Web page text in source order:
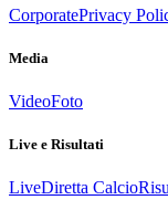
CorporatePrivacy
Media
VideoFoto
Live e Risultati
LiveDiretta Calcio